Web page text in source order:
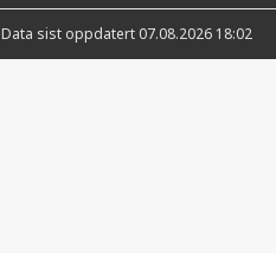
Data sist oppdatert 07.08.2026 18:02